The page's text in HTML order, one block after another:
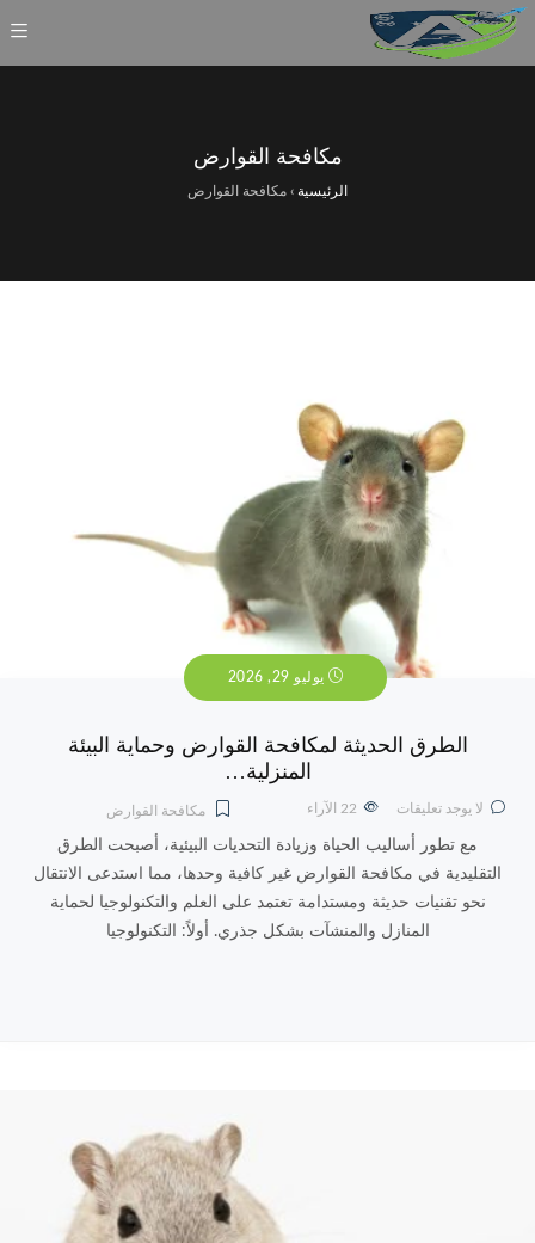
مكافحة القوارض
الرئيسية › مكافحة القوارض
يوليو 29, 2026
الطرق الحديثة لمكافحة القوارض وحماية البيئة
المنزلية…
مكافحة القوارض لا يوجد تعليقات الآراء
مع تطور أساليب الحياة وزيادة التحديات البيئية، أصبحت الطرق
التقليدية في مكافحة القوارض غير كافية وحدها، مما استدعى الانتقال
نحو تقنيات حديثة ومستدامة تعتمد على العلم والتكنولوجيا لحماية
المنازل والمنشآت بشكل جذري. أولاً: التكنولوجيا